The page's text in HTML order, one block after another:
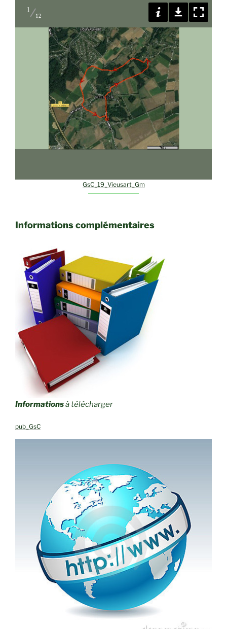
1
12
GsC_19_Vieusart_Gm
Informations complémentaires
Informationsà télécharger
pub_GsC